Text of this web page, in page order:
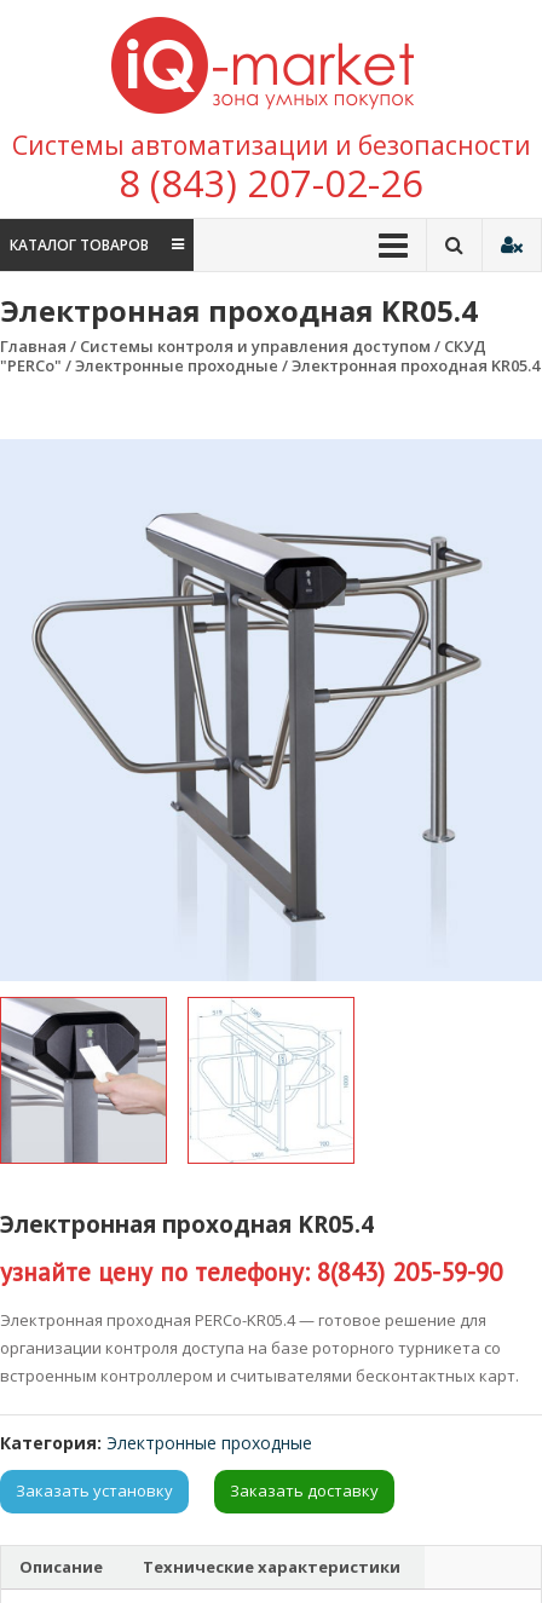
Перейти к содержимому
покупок
Системы автоматизации и безопасности
8 (843) 207-02-26
КАТАЛОГ ТОВАРОВ
Электронная проходная KR05.4
Главная / Системы контроля и управления доступом / СКУД
"PERCo" /Электронные проходные / Электронная проходная KR05.4
Электронная проходная KR05.4
узнайте цену по телефону: 8(843) 205-59-90
Электронная проходная PERCo-KR05.4 — готовое решение для
организации контроля доступа на базе роторного турникета со
встроенным контроллером и считывателями бесконтактных карт.
Категория: Электронные проходные
Заказать установку Заказать доставку
Описание Технические характеристики